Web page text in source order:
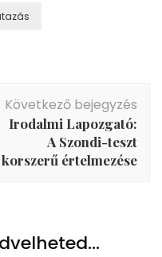
Következő bejegyzés
Irodalmi Lapozgató:
A Szondi-teszt
korszerű értelmezése